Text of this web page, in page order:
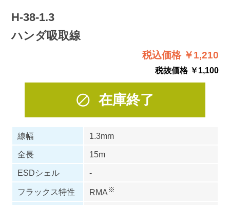
H-38-1.3
ハンダ吸取線
税込価格 ￥1,210
税抜価格 ￥1,100
在庫終了
線幅
1.3mm
全長
15m
ESDシェル
-
フラックス特性 RMA ※